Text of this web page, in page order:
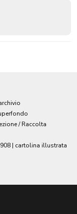
/ Raccolta
| cartolina illustrata